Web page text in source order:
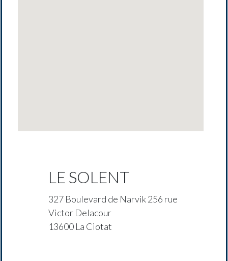
LE SOLENT
327 Boulevard de Narvik 256 rue
Victor Delacour
13600 La Ciotat